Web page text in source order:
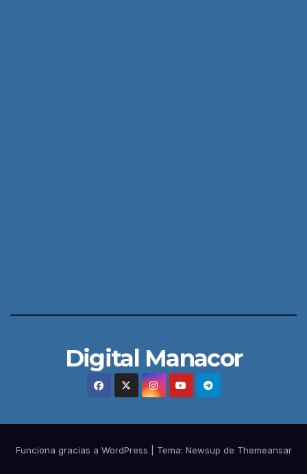
Digital Manacor
Funciona gracias a WordPress Tema: Newsup de Themeansar